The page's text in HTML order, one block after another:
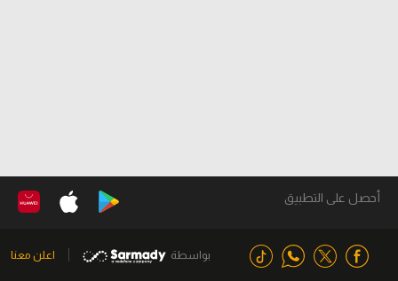
أحصل على التطبيق
بواسطة اعلن معنا